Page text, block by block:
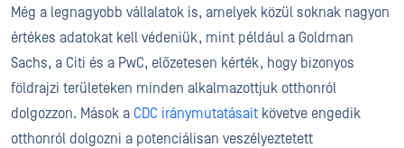
Még a legnagyobb vállalatok is, amelyek közül soknak nagyon
értékes adatokat kell védeniük, mint például a Goldman
Sachs, a Citi és a PwC, előzetesen kérték, hogy bizonyos
földrajzi területeken minden alkalmazottjuk otthonról
dolgozzon. Mások a CDC iránymutatásait követve engedik
otthonról dolgozni a potenciálisan veszélyeztetett